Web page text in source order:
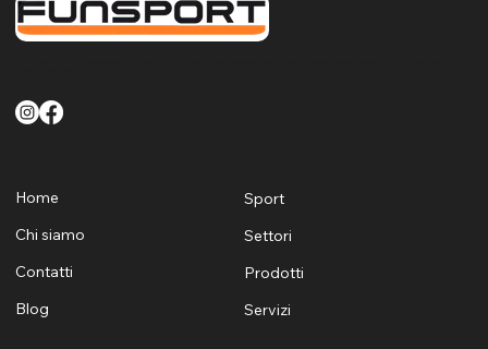
Home
Chi siamo
Contatti
Blog
Sport
Settori
Prodotti
Servizi